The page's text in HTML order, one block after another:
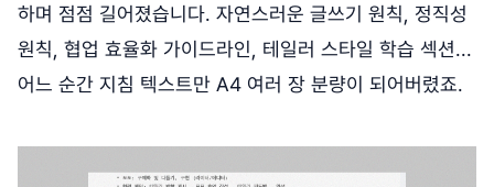
하며 점점 길어졌습니다. 자연스러운 글쓰기 원칙, 정직성
원칙, 협업 효율화 가이드라인, 테일러 스타일 학습 섹션...
어느 순간 지침 텍스트만 A4 여러 장 분량이 되어버렸죠.